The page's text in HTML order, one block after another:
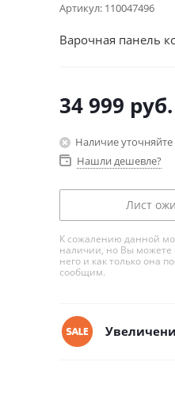
Артикул: 110047496
Варочная панель
34 999 руб.
Наличие уточняйте
Нашли дешевле?
Лист
К сожалению данной
наличии, но Вы можете
него и как только она
сообщим.